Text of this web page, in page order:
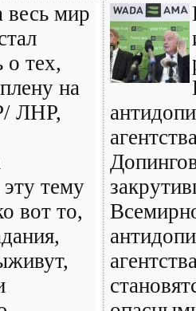
весь мир
о тех,
на
ЛНР,
эту тему
вот то,